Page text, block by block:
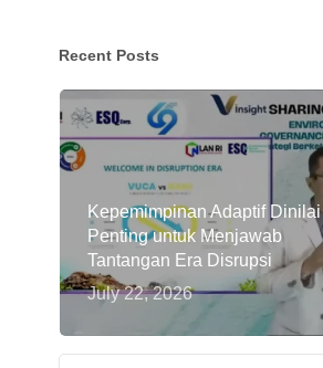
Recent Posts
Kepemimpinan Adaptif Dinilai
Penting untuk Menjawab
Tantangan Era Disrupsi
July 22, 2026